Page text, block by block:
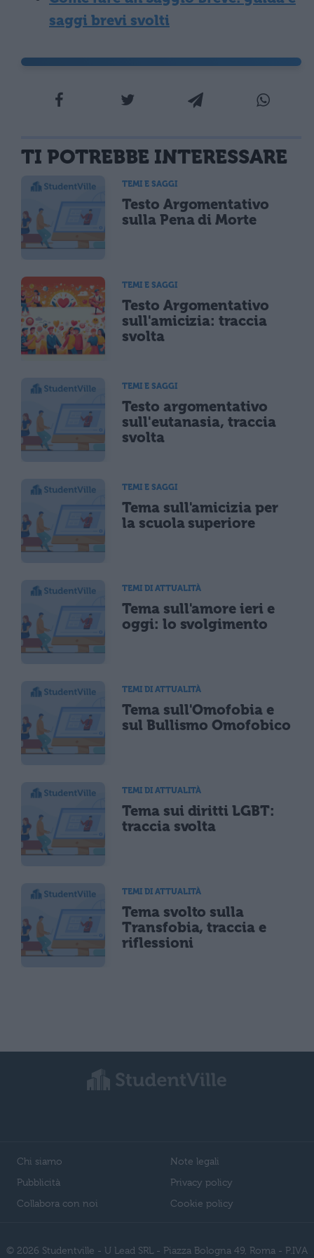
saggi brevi svolti
TI POTREBBE INTERESSARE
TEMI E SAGGI
Testo Argomentativo
sulla Pena di Morte
TEMI E SAGGI
Testo Argomentativo
sull'amicizia: traccia
svolta
TEMI E SAGGI
Testo argomentativo
sull'eutanasia, traccia
svolta
TEMI E SAGGI
Tema sull'amicizia per
la scuola superiore
TEMI DI ATTUALITÀ
Tema sull'amore ieri e
oggi: lo svolgimento
TEMI DI ATTUALITÀ
Tema sull'Omofobia e
sul Bullismo Omofobico
TEMI DI ATTUALITÀ
Tema sui diritti LGBT:
traccia svolta
TEMI DI ATTUALITÀ
Tema svolto sulla
Transfobia, traccia e
riflessioni
Chi siamo
Pubblicità
Collabora con noi
Note legali
Privacy policy
Cookie policy
© 2026 Studentville - U Lead SRL - Piazza Bologna 49, Roma - P.IVA